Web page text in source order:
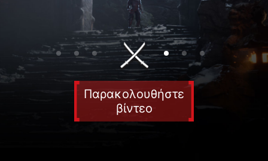
Παρακολουθήστε
βίντεο